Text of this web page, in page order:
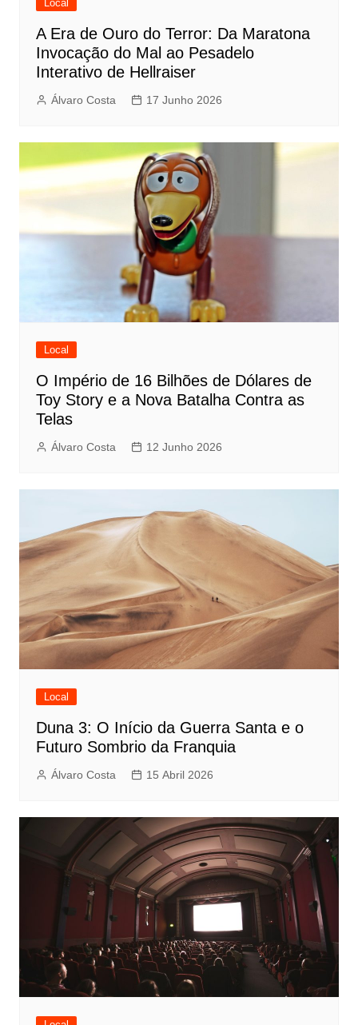
Local
A Era de Ouro do Terror: Da Maratona
Invocação do Mal ao Pesadelo
Interativo de Hellraiser
Álvaro Costa 17 Junho 2026
Local
O Império de 16 Bilhões de Dólares de
Toy Story e a Nova Batalha Contra as
Telas
Álvaro Costa 12 Junho 2026
Local
Duna 3: O Início da Guerra Santa e o
Futuro Sombrio da Franquia
Álvaro Costa 15 Abril 2026